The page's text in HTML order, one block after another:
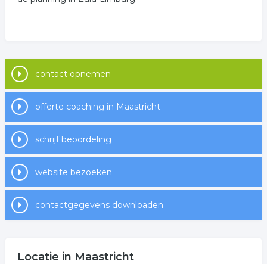
contact opnemen
offerte coaching in Maastricht
schrijf beoordeling
website bezoeken
contactgegevens downloaden
Locatie in Maastricht